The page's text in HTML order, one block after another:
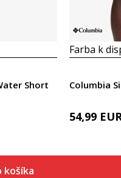
Short
košíka
Farba k
Columbia
54,99